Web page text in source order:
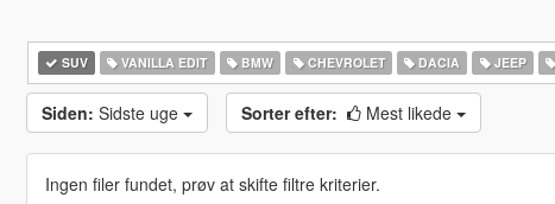
SUV VANILLA EDIT BMW CHEVROLET DACIA JEEP
Siden: Sidste uge Sorter efter: Mest likede
Ingen filer fundet, prøv at skifte filtre kriterier.